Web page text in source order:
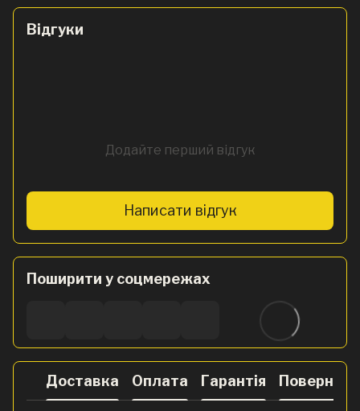
Відгуки
Додайте перший відгук
Написати відгук
Поширити у соцмережах
Доставка Оплата Гарантія